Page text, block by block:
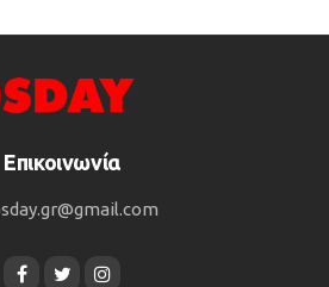
Επικοινωνία